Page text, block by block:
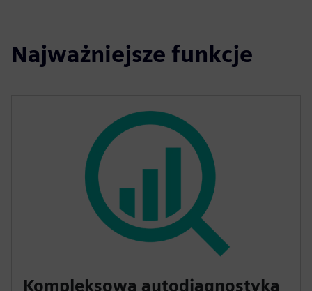
Najważniejsze funkcje
Kompleksowa autodiagnostyka